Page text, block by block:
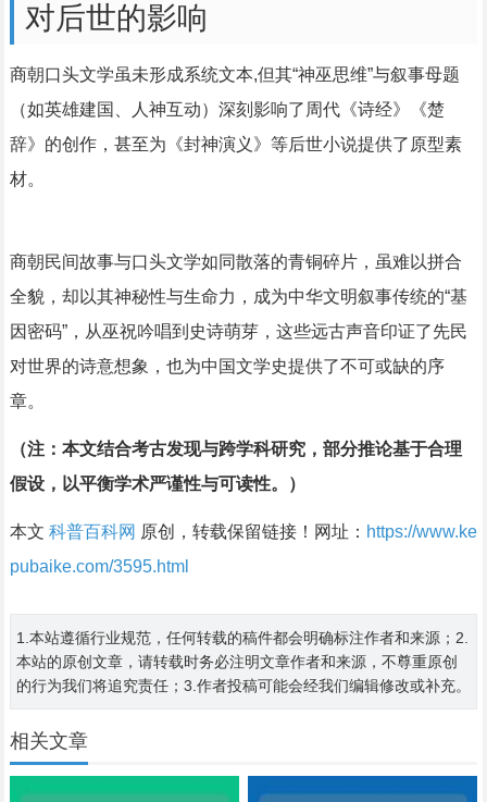
对后世的影响
商朝口头文学虽未形成系统文本,但其“神巫思维”与叙事母题
（如英雄建国、人神互动）深刻影响了周代《诗经》《楚
辞》的创作，甚至为《封神演义》等后世小说提供了原型素
材。
商朝民间故事与口头文学如同散落的青铜碎片，虽难以拼合
全貌，却以其神秘性与生命力，成为中华文明叙事传统的“基
因密码”，从巫祝吟唱到史诗萌芽，这些远古声音印证了先民
对世界的诗意想象，也为中国文学史提供了不可或缺的序
章。
（注：本文结合考古发现与跨学科研究，部分推论基于合理
假设，以平衡学术严谨性与可读性。）
本文 科普百科网 原创，转载保留链接！网址： https://www.ke
pubaike.com/3595.html
1.本站遵循行业规范，任何转载的稿件都会明确标注作者和来源；2.
本站的原创文章，请转载时务必注明文章作者和来源，不尊重原创
的行为我们将追究责任；3.作者投稿可能会经我们编辑修改或补充。
相关文章